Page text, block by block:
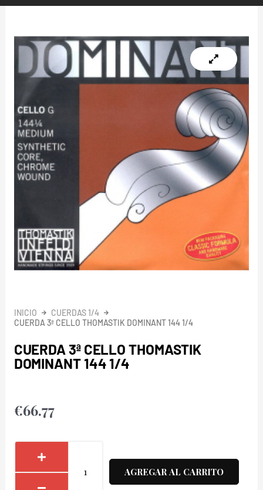
INICIO
CUERDAS 1/4
CUERDA 3ª CELLO THOMASTIK DOMINANT 144 1/4
CUERDA 3ª CELLO THOMASTIK
DOMINANT 144 1/4
€66.77
AGREGAR AL CARRITO